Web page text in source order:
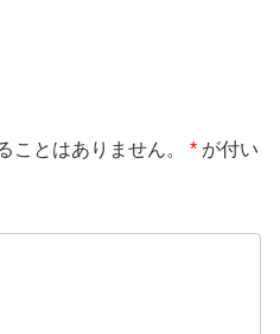
ことはありません。 * が付い